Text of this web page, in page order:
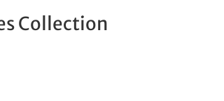
Collection